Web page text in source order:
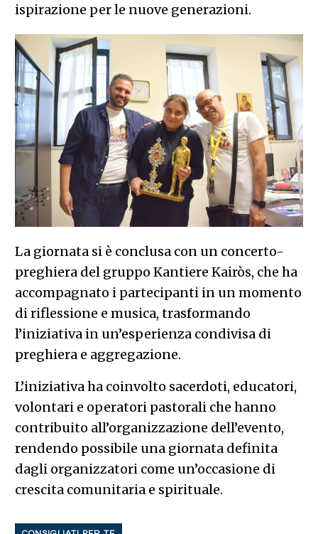
ispirazione per le nuove generazioni.
La giornata si è conclusa con un concerto-
preghiera del gruppo Kantiere Kairòs, che ha
accompagnato i partecipanti in un momento
di riflessione e musica, trasformando
l’iniziativa in un’esperienza condivisa di
preghiera e aggregazione.
L’iniziativa ha coinvolto sacerdoti, educatori,
volontari e operatori pastorali che hanno
contribuito all’organizzazione dell’evento,
rendendo possibile una giornata definita
dagli organizzatori come un’occasione di
crescita comunitaria e spirituale.